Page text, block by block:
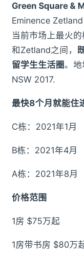
Green Square &
Eminence Zetland
当前市场上最火
和Zetland之间，
留学生生活圈。地
NSW 2017.
最快8个月就能住
C栋：2021年1月
B栋：2021年4月
A栋：2021年8月
价格范围
1房 $75万起
1房带书房 $80万